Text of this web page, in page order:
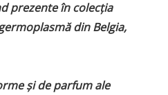
prezente în colecţia
din Belgia,
și de parfum ale